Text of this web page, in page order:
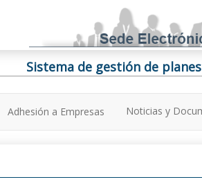
Sistema de gestión de
Adhesión a Empresas Noticias y